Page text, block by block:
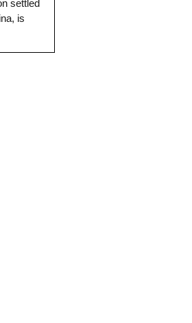
settled
is